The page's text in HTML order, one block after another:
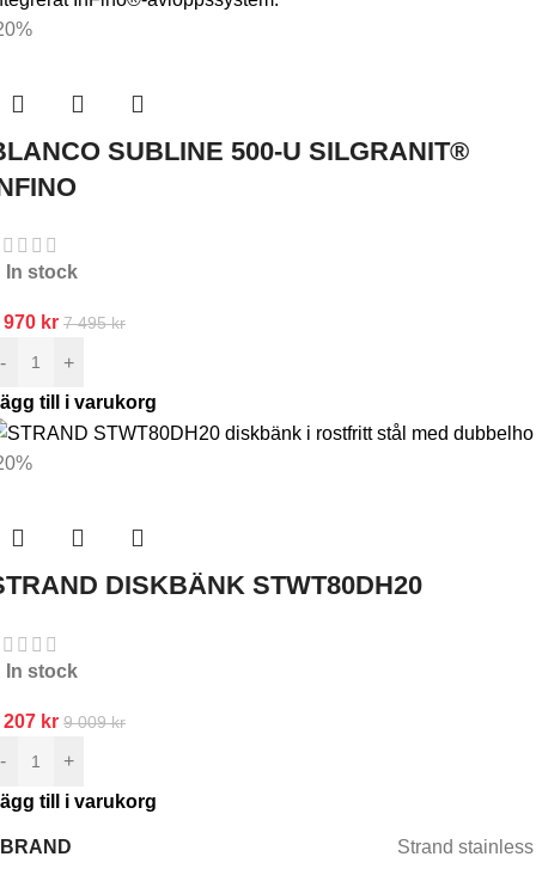
SUBLINE 500-U SILGRANIT®
In stock
970 kr 7 495kr
-
+
till i varukorg
DISKBÄNK STWT80DH20
In stock
207 kr 9 009kr
-
+
till i varukorg
BRAND Strand stainless